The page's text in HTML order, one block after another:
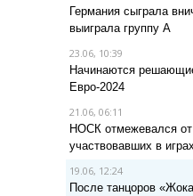
Германия сыграла
выиграла группу A
23.06, 10:39
Начинаются
Евро-2024
21.06, 06:11
НОСК отмежевался от
участвовавших в
19.06, 12:24
После танцоров